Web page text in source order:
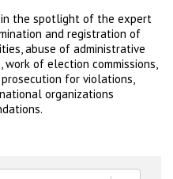
the spotlight of the expert
and registration of
abuse of administrative
work of election commissions,
for violations,
organizations